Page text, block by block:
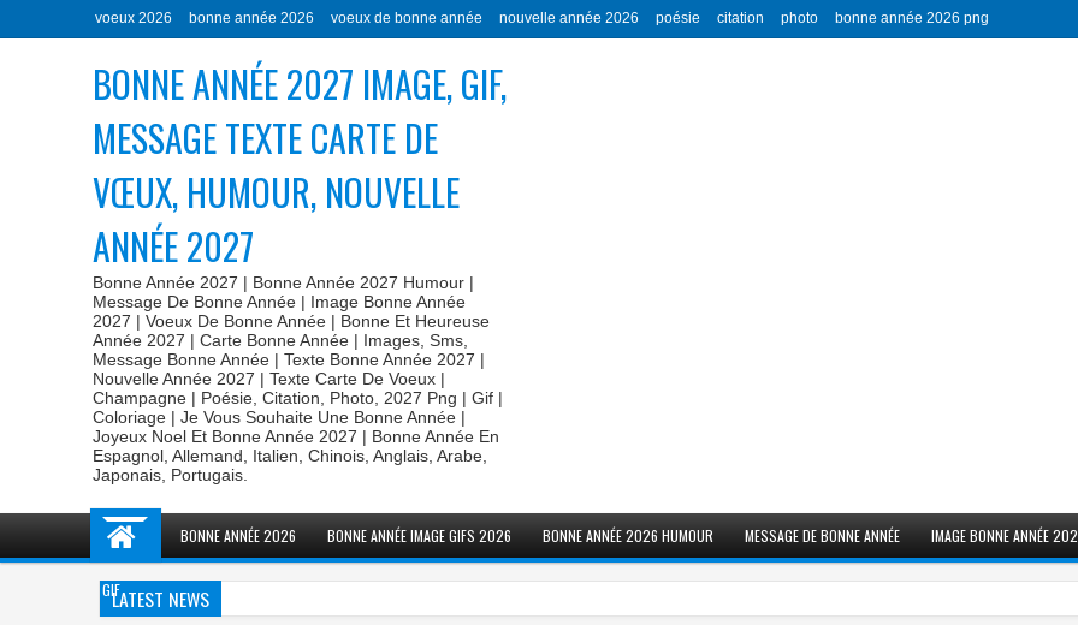
voeux 2026 bonne année 2026 voeux de bonne année nouvelle année 2026 poésie citation photo bonne année 2026 png
BONNE ANNÉE 2027 IMAGE, GIF,
MESSAGE TEXTE CARTE DE
VŒUX, HUMOUR, NOUVELLE
ANNÉE 2027
Bonne Année 2027 | Bonne Année 2027 Humour |
Message De Bonne Année | Image Bonne Année
2027 | Voeux De Bonne Année | Bonne Et Heureuse
Année 2027 | Carte Bonne Année | Images, Sms,
Message Bonne Année | Texte Bonne Année 2027 |
Nouvelle Année 2027 | Texte Carte De Voeux |
Champagne | Poésie, Citation, Photo, 2027 Png | Gif |
Coloriage | Je Vous Souhaite Une Bonne Année |
Joyeux Noel Et Bonne Année 2027 | Bonne Année En
Espagnol, Allemand, Italien, Chinois, Anglais, Arabe,
Japonais, Portugais.
BONNE ANNÉE 2026 BONNE ANNÉE IMAGE GIFS 2026 BONNE ANNÉE 2026 HUMOUR MESSAGE DE BONNE ANNÉE IMAGE BONNE ANNÉE
GIFLATEST NEWS